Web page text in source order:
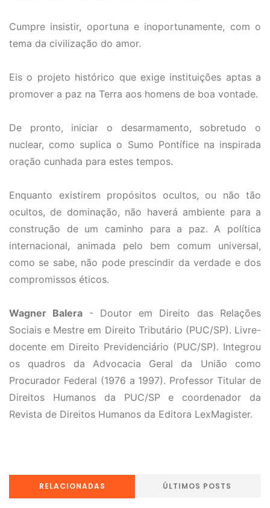
Cumpre insistir, oportuna e inoportunamente, com o
tema da civilização do amor.
Eis o projeto histórico que exige instituições aptas a
promover a paz na Terra aos homens de boa vontade.
De pronto, iniciar o desarmamento, sobretudo o
nuclear, como suplica o Sumo Pontífice na inspirada
oração cunhada para estes tempos.
Enquanto existirem propósitos ocultos, ou não tão
ocultos, de dominação, não haverá ambiente para a
construção de um caminho para a paz. A política
internacional, animada pelo bem comum universal,
como se sabe, não pode prescindir da verdade e dos
compromissos éticos.
Wagner Balera - Doutor em Direito das Relações
Sociais e Mestre em Direito Tributário (PUC/SP). Livre-
docente em Direito Previdenciário (PUC/SP). Integrou
os quadros da Advocacia Geral da União como
Procurador Federal (1976 a 1997). Professor Titular de
Direitos Humanos da PUC/SP e coordenador da
Revista de Direitos Humanos da Editora LexMagister.
RELACIONADAS ÚLTIMOS POSTS